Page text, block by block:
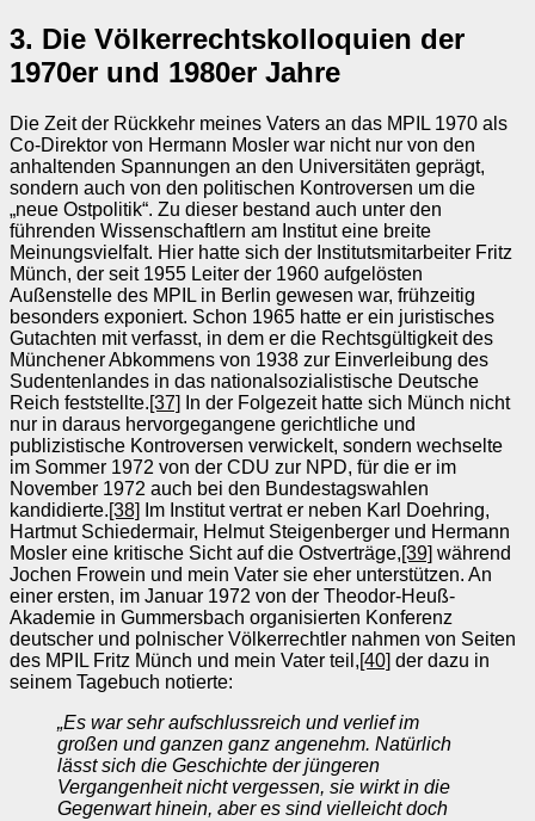
3. Die Völkerrechtskolloquien der
1970er und 1980er Jahre
Die Zeit der Rückkehr meines Vaters an das MPIL 1970 als
Co-Direktor von Hermann Mosler war nicht nur von den
anhaltenden Spannungen an den Universitäten geprägt,
sondern auch von den politischen Kontroversen um die
„neue Ostpolitik“. Zu dieser bestand auch unter den
führenden Wissenschaftlern am Institut eine breite
Meinungsvielfalt. Hier hatte sich der Institutsmitarbeiter Fritz
Münch, der seit 1955 Leiter der 1960 aufgelösten
Außenstelle des MPIL in Berlin gewesen war, frühzeitig
besonders exponiert. Schon 1965 hatte er ein juristisches
Gutachten mit verfasst, in dem er die Rechtsgültigkeit des
Münchener Abkommens von 1938 zur Einverleibung des
Sudentenlandes in das nationalsozialistische Deutsche
Reich feststellte.[37]
In der Folgezeit hatte sich Münch nicht
nur in daraus hervorgegangene gerichtliche und
publizistische Kontroversen verwickelt, sondern wechselte
im Sommer 1972 von der CDU zur NPD, für die er im
November 1972 auch bei den Bundestagswahlen
kandidierte.[38]
Im Institut vertrat er neben Karl Doehring,
Hartmut Schiedermair, Helmut Steigenberger und Hermann
Mosler eine kritische Sicht auf die Ostverträge,[39] während
Jochen Frowein und mein Vater sie eher unterstützen. An
einer ersten, im Januar 1972 von der Theodor-Heuß-
Akademie in Gummersbach organisierten Konferenz
deutscher und polnischer Völkerrechtler nahmen von Seiten
des MPIL Fritz Münch und mein Vater teil,[40] der dazu in
seinem Tagebuch notierte:
„Es war sehr aufschlussreich und verlief im
großen und ganzen ganz angenehm. Natürlich
lässt sich die Geschichte der jüngeren
Vergangenheit nicht vergessen, sie wirkt in die
Gegenwart hinein, aber es sind vielleicht doch